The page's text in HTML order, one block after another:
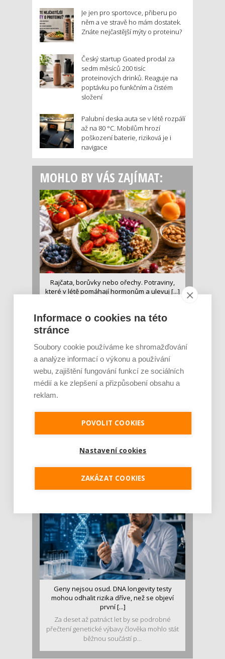
Je jen pro sportovce, přiberu po
něm a ve stravě ho mám dostatek.
Znáte nejčastější mýty o proteinu?
Český startup Goated prodal za
sedm měsíců 200 tisíc
proteinových drinků. Reaguje na
poptávku po funkčním a čistém
složení
Palubní deska auta se v létě rozpálí
až na 80 °C. Mobilům hrozí
poškození baterie, riziková je i
navigace
MOHLO BY VÁS ZAJÍMAT:
Rajčata, borůvky nebo ořechy. Potraviny,
které v létě pomáhají hormonům a ulevuj [...]
malý restart. Čerstvé ovoce, zelenina nebo
luštěniny jsou práv...
Je jen pro sportovce, přiberu po něm a ve
Pojem protein již nějakou dobu rezonuje
v oblasti zdraví, výživy i dlouhověkosti. Přesto
se o ně...
Geny nejsou osud. DNA longevity testy
mohou odhalit rizika dříve, než se objeví
první [...]
Za deset až patnáct let by se podrobné
přečtení genetické výbavy člověka mohlo stát
běžnou součástí p...
Informace o cookies na této
stránce
Soubory cookie používáme ke shromažďování
a analýze informací o výkonu a používání
webu, zajištění fungování funkcí ze sociálních
médií a ke zlepšení a přizpůsobení obsahu a
reklam.
POVOLIT COOKIES
Nastavení cookies
ZAKÁZAT COOKIES